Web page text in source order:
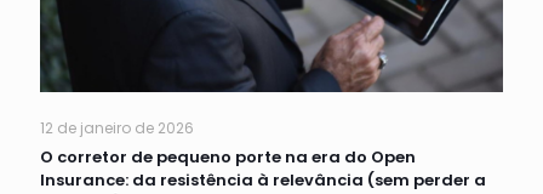
12 de janeiro de 2026
O corretor de pequeno porte na era do Open
Insurance: da resistência à relevância (sem perder a